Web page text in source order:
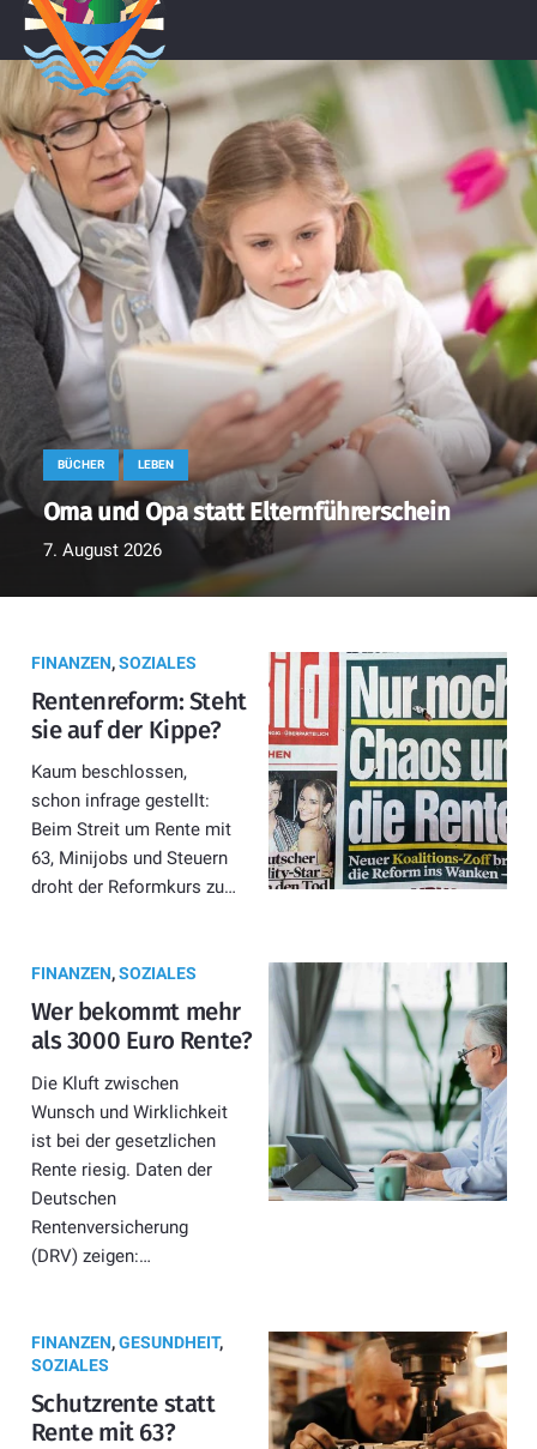
BÜCHER LEBEN
Oma und Opa statt Elternführerschein
7. August 2026
FINANZEN,SOZIALES
Rentenreform: Steht
sie auf der Kippe?
Kaum beschlossen,
schon infrage gestellt:
Beim Streit um Rente mit
63, Minijobs und Steuern
droht der Reformkurs zu…
FINANZEN,SOZIALES
Wer bekommt mehr
als 3000 Euro Rente?
Die Kluft zwischen
Wunsch und Wirklichkeit
ist bei der gesetzlichen
Rente riesig. Daten der
Deutschen
Rentenversicherung
(DRV) zeigen:…
FINANZEN,GESUNDHEIT,
SOZIALES
Schutzrente statt
Rente mit 63?